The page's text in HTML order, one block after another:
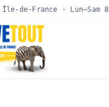
de-France · Lun–Sam